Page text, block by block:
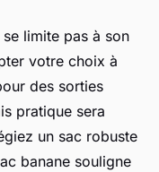
limite pas à son
votre choix à
des sorties
pratique sera
un sac robuste
banane souligne